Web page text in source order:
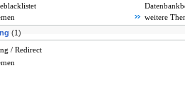
weitere
(1)
/ Redirect